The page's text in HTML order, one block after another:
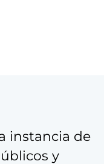
instancia de
y